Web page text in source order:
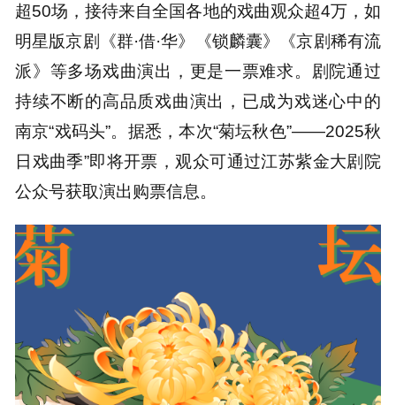
超50场，接待来自全国各地的戏曲观众超4万，如
明星版京剧《群·借·华》《锁麟囊》《京剧稀有流
派》等多场戏曲演出，更是一票难求。剧院通过
持续不断的高品质戏曲演出，已成为戏迷心中的
南京“戏码头”。据悉，本次“菊坛秋色”——2025秋
日戏曲季”即将开票，观众可通过江苏紫金大剧院
公众号获取演出购票信息。